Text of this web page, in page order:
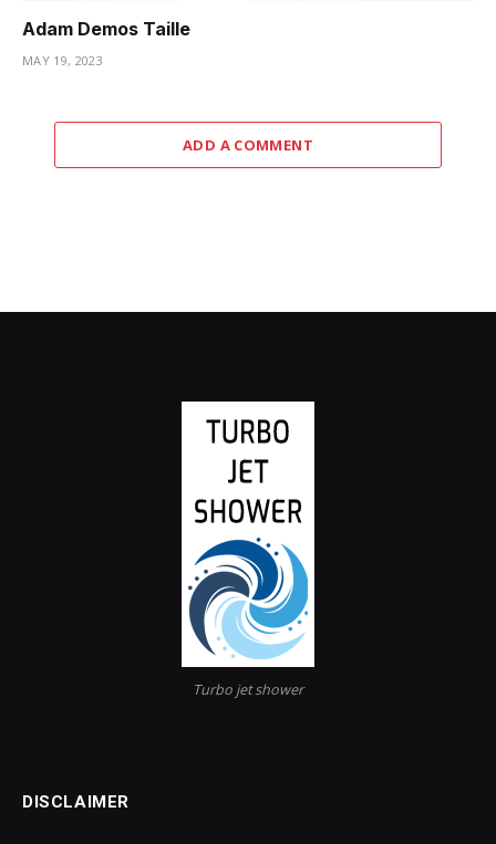
Adam Demos Taille
MAY 19, 2023
ADD A COMMENT
Turbo jet shower
DISCLAIMER